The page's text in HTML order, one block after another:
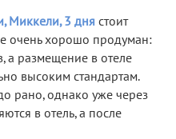
Миккели, 3 дня стоит
очень хорошо продуман:
а размещение в отеле
высоким стандартам.
рано, однако уже через
в отель, а после